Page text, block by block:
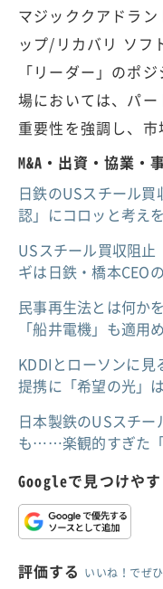
マジッククアドラ
ップ/リカバリ ソフ
「リーダー」のポ
場においては、パ
重要性を強調し、市
M&A・出資・協業・
日鉄のUSスチール
認」にコロッと考え
USスチール買収阻止
ギは日鉄・橋本CEO
民事再生法とは何か
「船井電機」も適用
KDDIとローソンに見
提携に「希望の光」
日本製鉄のUSスチ
も……楽観的すぎた「
Googleで見つけやす
評価する いいね！でぜ